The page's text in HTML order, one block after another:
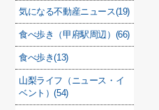
気になる不動産ニュース(19)
食べ歩き（甲府駅周辺）(66)
食べ歩き(13)
山梨ライフ（ニュース・イ
ベント）(54)